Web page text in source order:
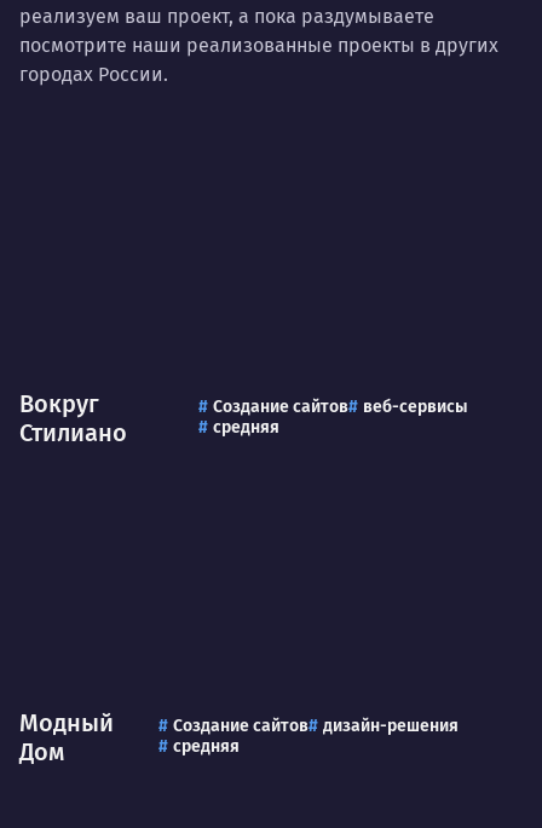
реализуем ваш проект, а пока раздумываете
посмотрите наши реализованные проекты в других
городах России.
Вокруг
Стилиано
Создание сайтов
веб-сервисы
средняя
Модный
Дом
Создание сайтов
дизайн-решения
средняя